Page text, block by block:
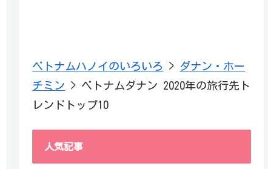
ベトナムハノイのいろいろ > ダナン・ホー
チミン > ベトナムダナン 2020年の旅行先ト
レンドトップ10
人気記事